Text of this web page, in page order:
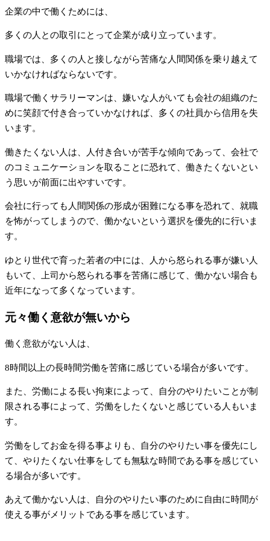
企業の中で働くためには、
多くの人との取引にとって企業が成り立っています。
職場では、多くの人と接しながら苦痛な人間関係を乗り越えて
いかなければならないです。
職場で働くサラリーマンは、嫌いな人がいても会社の組織のた
めに笑顔で付き合っていかなければ、多くの社員から信用を失
います。
働きたくない人は、人付き合いが苦手な傾向であって、会社で
のコミュニケーションを取ることに恐れて、働きたくないとい
う思いが前面に出やすいです。
会社に行っても人間関係の形成が困難になる事を恐れて、就職
を怖がってしまうので、働かないという選択を優先的に行いま
す。
ゆとり世代で育った若者の中には、人から怒られる事が嫌い人
もいて、上司から怒られる事を苦痛に感じて、働かない場合も
近年になって多くなっています。
元々働く意欲が無いから
働く意欲がない人は、
8時間以上の長時間労働を苦痛に感じている場合が多いです。
また、労働による長い拘束によって、自分のやりたいことが制
限される事によって、労働をしたくないと感じている人もいま
す。
労働をしてお金を得る事よりも、自分のやりたい事を優先にし
て、やりたくない仕事をしても無駄な時間である事を感じてい
る場合が多いです。
あえて働かない人は、自分のやりたい事のために自由に時間が
使える事がメリットである事を感じています。